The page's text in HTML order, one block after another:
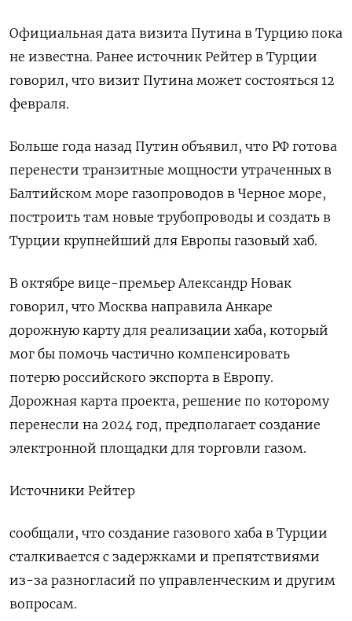
Официальная дата визита Путина в Турцию пока
не известна. Ранее источник Рейтер в Турции
говорил, что визит Путина может состояться 12
февраля.
Больше года назад Путин объявил, что РФ готова
перенести транзитные мощности утраченных в
Балтийском море газопроводов в Черное море,
построить там новые трубопроводы и создать в
Турции крупнейший для Европы газовый хаб.
В октябре вице-премьер Александр Новак
говорил, что Москва направила Анкаре
дорожную карту для реализации хаба, который
мог бы помочь частично компенсировать
потерю российского экспорта в Европу.
Дорожная карта проекта, решение по которому
перенесли на 2024 год, предполагает создание
электронной площадки для торговли газом.
Источники Рейтер
сообщали, что создание газового хаба в Турции
сталкивается с задержками и препятствиями
из-за разногласий по управленческим и другим
вопросам.